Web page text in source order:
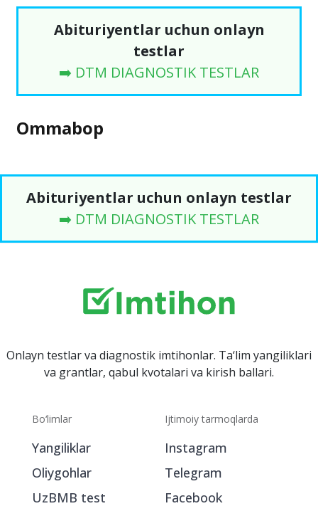
Abituriyentlar uchun onlayn
testlar
➡️ DTM DIAGNOSTIK TESTLAR
Ommabop
Abituriyentlar uchun onlayn testlar
➡️ DTM DIAGNOSTIK TESTLAR
Onlayn testlar va diagnostik imtihonlar. Ta‘lim yangiliklari
va grantlar, qabul kvotalari va kirish ballari.
Bo‘limlar
Yangiliklar
Oliygohlar
UzBMB test
Ijtimoiy tarmoqlarda
Instagram
Telegram
Facebook